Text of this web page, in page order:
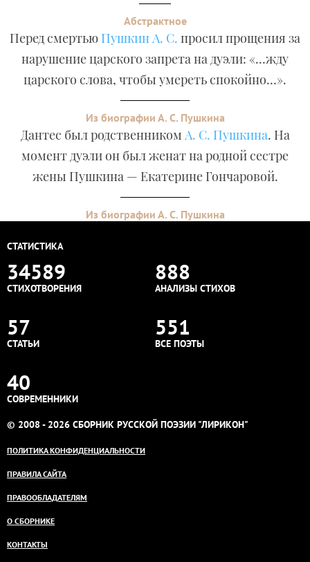
Абстрактное
Перед смертью Пушкин А. С. просил прощения за
нарушение царского запрета на дуэли: «…жду
царского слова, чтобы умереть спокойно…».
Из биографии А. С. Пушкина
Дантес был родственником А. С. Пушкина. На
момент дуэли он был женат на родной сестре
жены Пушкина — Екатерине Гончаровой.
Из биографии А. С. Пушкина
СТАТИСТИКА
34589
СТИХОТВОРЕНИЯ
888
АНАЛИЗЫ СТИХОВ
57
СТАТЬИ
551
ВСЕ ПОЭТЫ
40
СОВРЕМЕННИКИ
© 2008 - 2026 СБОРНИК РУССКОЙ ПОЭЗИИ "ЛИРИКОН"
ПОЛИТИКА КОНФИДЕНЦИАЛЬНОСТИ
ПРАВИЛА САЙТА
ПРАВООБЛАДАТЕЛЯМ
О СБОРНИКЕ
КОНТАКТЫ